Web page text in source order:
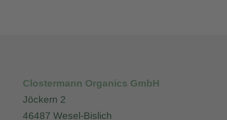
Clostermann Organics GmbH
Jöckern 2
46487 Wesel-Bislich